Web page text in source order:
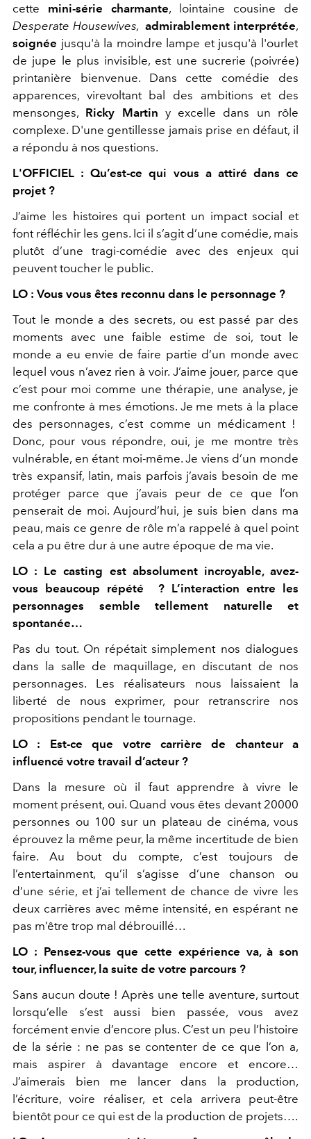
cette mini-série charmante, lointaine cousine de
Desperate Housewives, admirablement interprétée,
soignée jusqu'à la moindre lampe et jusqu'à l'ourlet
de jupe le plus invisible, est une sucrerie (poivrée)
printanière bienvenue. Dans cette comédie des
apparences, virevoltant bal des ambitions et des
mensonges, Ricky Martin y excelle dans un rôle
complexe. D'une gentillesse jamais prise en défaut, il
a répondu à nos questions.
L'OFFICIEL : Qu’est-ce qui vous a attiré dans ce
projet ?
J’aime les histoires qui portent un impact social et
font réfléchir les gens. Ici il s’agit d’une comédie, mais
plutôt d’une tragi-comédie avec des enjeux qui
peuvent toucher le public.
LO : Vous vous êtes reconnu dans le personnage ?
Tout le monde a des secrets, ou est passé par des
moments avec une faible estime de soi, tout le
monde a eu envie de faire partie d’un monde avec
lequel vous n’avez rien à voir. J’aime jouer, parce que
c’est pour moi comme une thérapie, une analyse, je
me confronte à mes émotions. Je me mets à la place
des personnages, c’est comme un médicament !
Donc, pour vous répondre, oui, je me montre très
vulnérable, en étant moi-même. Je viens d’un monde
très expansif, latin, mais parfois j’avais besoin de me
protéger parce que j’avais peur de ce que l’on
penserait de moi. Aujourd’hui, je suis bien dans ma
peau, mais ce genre de rôle m’a rappelé à quel point
cela a pu être dur à une autre époque de ma vie.
LO : Le casting est absolument incroyable, avez-
vous beaucoup répété ? L’interaction entre les
personnages semble tellement naturelle et
spontanée…
Pas du tout. On répétait simplement nos dialogues
dans la salle de maquillage, en discutant de nos
personnages. Les réalisateurs nous laissaient la
liberté de nous exprimer, pour retranscrire nos
propositions pendant le tournage.
LO : Est-ce que votre carrière de chanteur a
influencé votre travail d’acteur ?
Dans la mesure où il faut apprendre à vivre le
moment présent, oui. Quand vous êtes devant 20000
personnes ou 100 sur un plateau de cinéma, vous
éprouvez la même peur, la même incertitude de bien
faire. Au bout du compte, c’est toujours de
l’entertainment, qu’il s’agisse d’une chanson ou
d’une série, et j’ai tellement de chance de vivre les
deux carrières avec même intensité, en espérant ne
pas m’être trop mal débrouillé…
LO : Pensez-vous que cette expérience va, à son
tour, influencer, la suite de votre parcours ?
Sans aucun doute ! Après une telle aventure, surtout
lorsqu’elle s’est aussi bien passée, vous avez
forcément envie d’encore plus. C’est un peu l’histoire
de la série : ne pas se contenter de ce que l’on a,
mais aspirer à davantage encore et encore…
J’aimerais bien me lancer dans la production,
l’écriture, voire réaliser, et cela arrivera peut-être
bientôt pour ce qui est de la production de projets….